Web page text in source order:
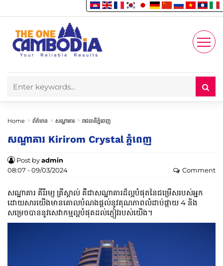
Account
Enjoy
Home ព័ត៌មាន សណ្ឋាគារ រាជធានីភ្នំពេញ
សណ្ឋាគារ Kirirom Crystal ភ្នំពេញ
Post byadmin
08:07 - 09/03/2024
Comment
សណ្ឋាគារ គីរីរម្យ គ្រីស្តាល់ គឺជាសណ្ឋាគារដ៏ល្អបំផុតនៃជម្រើសរបស់អ្នក
ដោយសារយើងមានគោលបំណងផ្តល់នូវគុណភាពលំដាប់ផ្កាយ 4 និង
សម្រេចបាននូវសេវាកម្មល្អបំផុតដល់ភ្ញៀវរបស់យើង។